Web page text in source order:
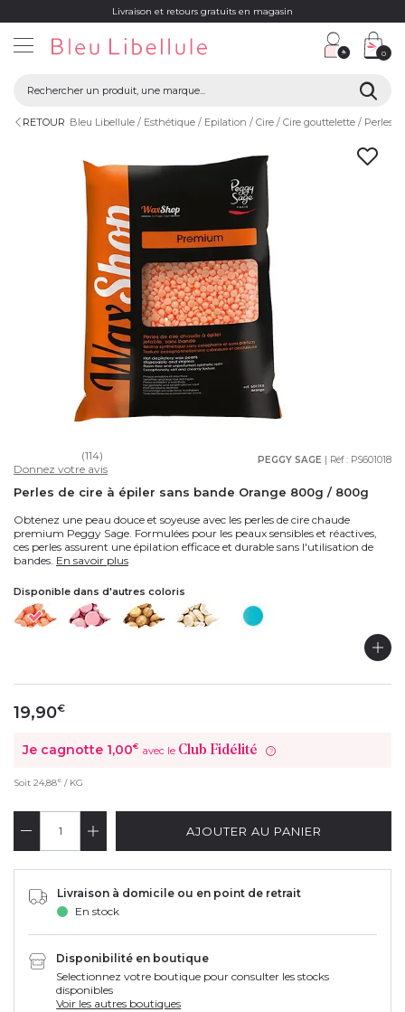
Livraison et retours gratuits en magasin
0
RETOUR Bleu Libellule Esthétique Epilation Cire Cire gouttelette Perles
PEGGY SAGE | Réf : PS601018
(114)
Donnez votre avis
Perles de cire à épiler sans bande Orange 800g / 800g
Obtenez une peau douce et soyeuse avec les perles de cire chaude
premium Peggy Sage. Formulées pour les peaux sensibles et réactives,
ces perles assurent une épilation efficace et durable sans l'utilisation de
bandes. En savoir plus
Disponible dans d'autres coloris
19,90€
Je cagnotte 1,00€ avec le Club Fidélité ?
Soit 24,88€ / KG
AJOUTER AU PANIER
Livraison à domicile ou en point de retrait
En stock
Disponibilité en boutique
Selectionnez votre boutique pour consulter les stocks
disponibles
Voir les autres boutiques